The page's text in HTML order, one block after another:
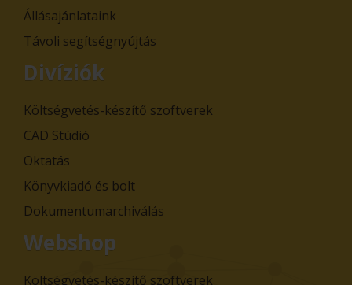
Állásajánlataink
Távoli segítségnyújtás
Divíziók
Költségvetés-készítő szoftverek
CAD Stúdió
Oktatás
Könyvkiadó és bolt
Dokumentumarchiválás
Webshop
Költségvetés-készítő szoftverek